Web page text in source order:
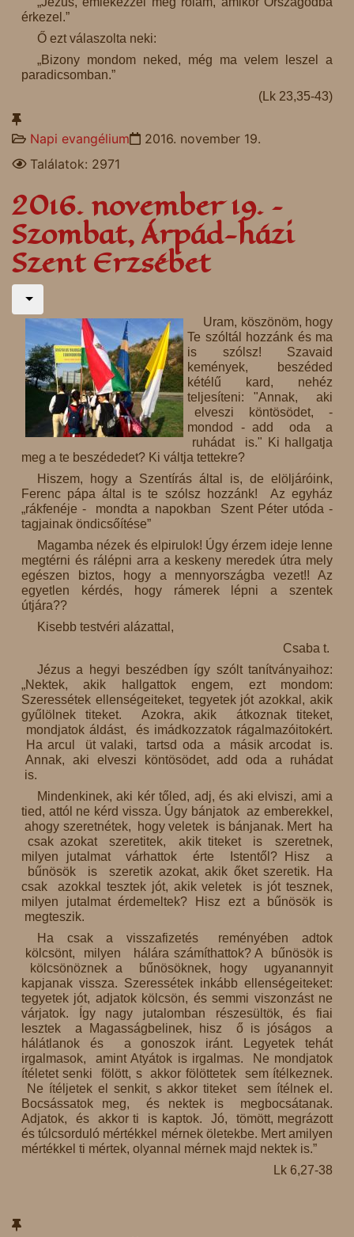
érkezel.”
Ő ezt válaszolta neki:
„Bizony mondom neked, még ma velem leszel a
paradicsomban.”
(Lk 23,35-43)
Napi evangélium
2016. november 19.
Találatok: 2971
2016. november 19. –
Szombat, Árpád-házi
Szent Erzsébet
Uram, köszönöm, hogy
Te szóltál hozzánk és ma
is szólsz! Szavaid
kemények, beszéded
kétélű kard, nehéz
teljesíteni: "Annak, aki
elveszi köntösödet, -
mondod - add oda a
ruhádat is." Ki hallgatja
meg a te beszédedet? Ki váltja tettekre?
Hiszem, hogy a Szentírás által is, de elöljáróink,
Ferenc pápa által is te szólsz hozzánk! Az egyház
„rákfenéje - mondta a napokban Szent Péter utóda -
tagjainak öndicsőítése”
Magamba nézek és elpirulok! Úgy érzem ideje lenne
megtérni és rálépni arra a keskeny meredek útra mely
egészen biztos, hogy a mennyországba vezet!! Az
egyetlen kérdés, hogy rámerek lépni a szentek
útjára??
Kisebb testvéri alázattal,
Csaba t.
Jézus a hegyi beszédben így szólt tanítványaihoz:
„Nektek, akik hallgattok engem, ezt mondom:
Szeressétek ellenségeiteket, tegyetek jót azokkal, akik
gyűlölnek titeket. Azokra, akik átkoznak titeket,
mondjatok áldást, és imádkozzatok rágalmazóitokért.
Ha arcul üt valaki, tartsd oda a másik arcodat is.
Annak, aki elveszi köntösödet, add oda a ruhádat
is.
Mindenkinek, aki kér tőled, adj, és aki elviszi, ami a
tied, attól ne kérd vissza. Úgy bánjatok az emberekkel,
ahogy szeretnétek, hogy veletek is bánjanak. Mert ha
csak azokat szeretitek, akik titeket is szeretnek,
milyen jutalmat várhattok érte Istentől? Hisz a
bűnösök is szeretik azokat, akik őket szeretik. Ha
csak azokkal tesztek jót, akik veletek is jót tesznek,
milyen jutalmat érdemeltek? Hisz ezt a bűnösök is
megteszik.
Ha csak a visszafizetés reményében adtok
kölcsönt, milyen hálára számíthattok? A bűnösök is
kölcsönöznek a bűnösöknek, hogy ugyanannyit
kapjanak vissza. Szeressétek inkább ellenségeiteket:
tegyetek jót, adjatok kölcsön, és semmi viszonzást ne
várjatok. Így nagy jutalomban részesültök, és fiai
lesztek a Magasságbelinek, hisz ő is jóságos a
hálátlanok és a gonoszok iránt. Legyetek tehát
irgalmasok, amint Atyátok is irgalmas. Ne mondjatok
ítéletet senki fölött, s akkor fölöttetek sem ítélkeznek.
Ne ítéljetek el senkit, s akkor titeket sem ítélnek el.
Bocsássatok meg, és nektek is megbocsátanak.
Adjatok, és akkor ti is kaptok. Jó, tömött, megrázott
és túlcsorduló mértékkel mérnek öletekbe. Mert amilyen
mértékkel ti mértek, olyannal mérnek majd nektek is.”
Lk 6,27-38